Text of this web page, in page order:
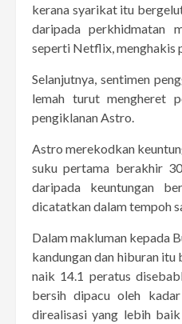
kerana syarikat itu
daripada perkhidmatan
seperti Netflix, menghakis
Selanjutnya, sentimen
lemah turut mengheret
pengiklanan Astro.
Astro merekodkan
suku pertama berakhir
daripada keuntungan
dicatatkan dalam tempoh
Dalam makluman kepada
kandungan dan hiburan
naik 14.1 peratus
bersih dipacu oleh
direalisasi yang lebih